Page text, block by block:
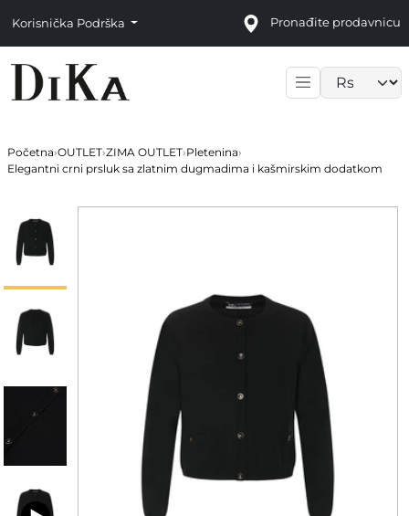
Korisnička Podrška Pronađite prodavnicu
Početna›OUTLET›ZIMA OUTLET›Pletenina›
Elegantni crni prsluk sa zlatnim dugmadima i kašmirskim dodatkom